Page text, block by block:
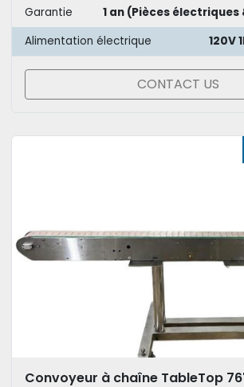
Garantie
1 an (Pièces
Alimentation électrique
120V
CONTACT US
Convoyeur à chaîne TableTop